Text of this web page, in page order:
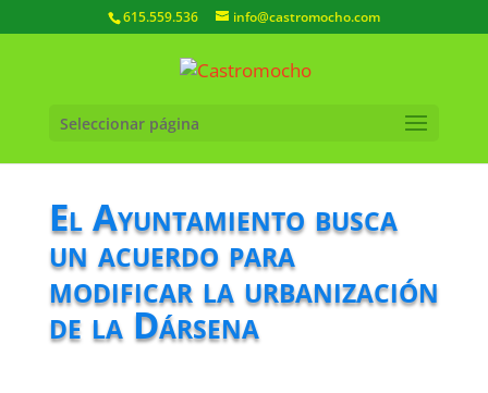
615.559.536 info@castromocho.com
Seleccionar página
El Ayuntamiento busca
un acuerdo para
modificar la urbanización
de la Dársena